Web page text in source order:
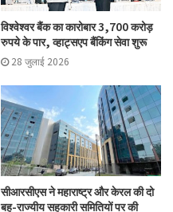
विश्वेश्वर बैंक का कारोबार 3,700 करोड़
रुपये के पार, व्हाट्सएप बैंकिंग सेवा शुरू
28 जुलाई 2026
सीआरसीएस ने महाराष्ट्र और केरल की दो
बहु-राज्यीय सहकारी समितियों पर की